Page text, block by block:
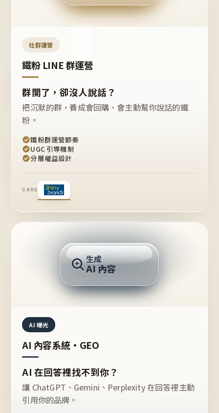
開團
嗎？
社群運營
鐵粉 LINE 群運營
群開了，卻沒人說話？
把沉默的群，養成會回購、會主動幫你說話的鐵
粉。
鐵粉群運營節奏
UGC 引導機制
分層權益設計
CASE
推薦的台灣品牌？
生成
AI 內容
AI 曝光
AI 內容系統・GEO
AI 在回答裡找不到你？
讓 ChatGPT、Gemini、Perplexity 在回答裡主動
引用你的品牌。